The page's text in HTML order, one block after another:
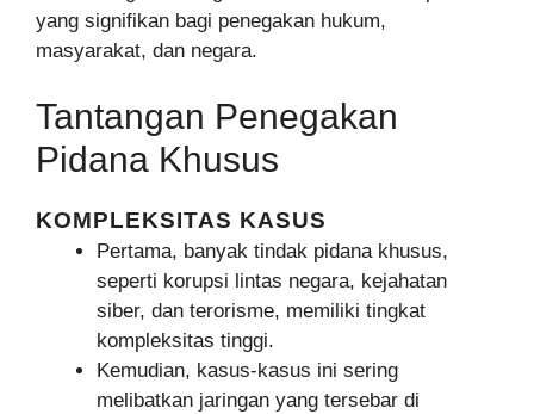
yang signifikan bagi penegakan hukum,
masyarakat, dan negara.
Tantangan Penegakan
Pidana Khusus
KOMPLEKSITAS KASUS
Pertama, banyak tindak pidana khusus,
seperti korupsi lintas negara, kejahatan
siber, dan terorisme, memiliki tingkat
kompleksitas tinggi.
Kemudian, kasus-kasus ini sering
melibatkan jaringan yang tersebar di